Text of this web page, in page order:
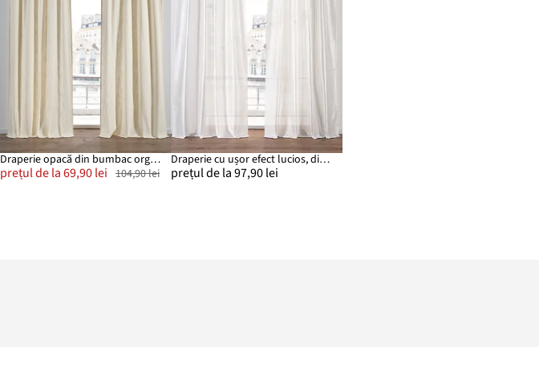
Draperie opacă din bumbac organic cu dungi țesute (1 buc.)
prețul de la 69,90 lei 104,90 lei
Draperie cu ușor efect lucios, disponibilă și la lungime extra (1 buc.)
prețul de la 97,90 lei